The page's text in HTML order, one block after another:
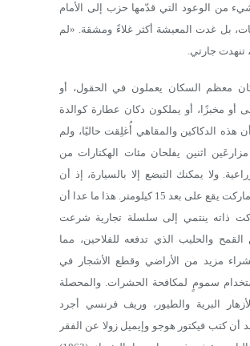
من الوعود التي قدّمها حزب إلى الأمام
بل غدت المعيشة أكثر غلاءً ومشقة. «لم
تنهدت جارتي.
معظم السكان يعملون في الحقول، أو
أو مخبزًا، أو يملكون دكان عطارة كوالدة
هذه الدكاكين والمقاهي أُغلِقت حاليًا، ولم
اثنين يفلحان مئات الهكتارات من
ولا يمكنك التبضع إلا بالسيارة، إذ أن
أقرب سوبرماركت يقع على بعد 15 كيلومتر. هذا ما عدا أن
ذاته ينتمي إلى سلسلة تجارية شرعت
والحليب الذي تدفعه للفلاحين، مما
مزيد من الأراضي وقطع الأشجار في
سمومٍ لمكافحة الحشرات. والمحصلة
البرية والطيور، وريف فرنسي أجرد
أن كتب فيكتور هوجو وإيميل زولا عن الفقر